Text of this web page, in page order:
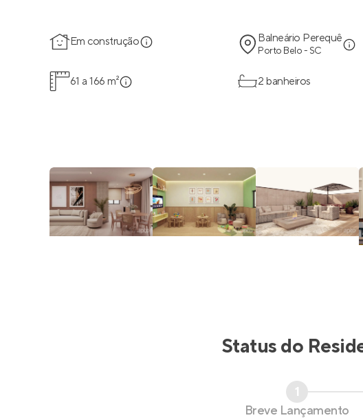
Em construção Balneário Perequê
Porto Belo - SC
61 a 166 m² 2 banheiros
Status do
1
Breve Lançamento